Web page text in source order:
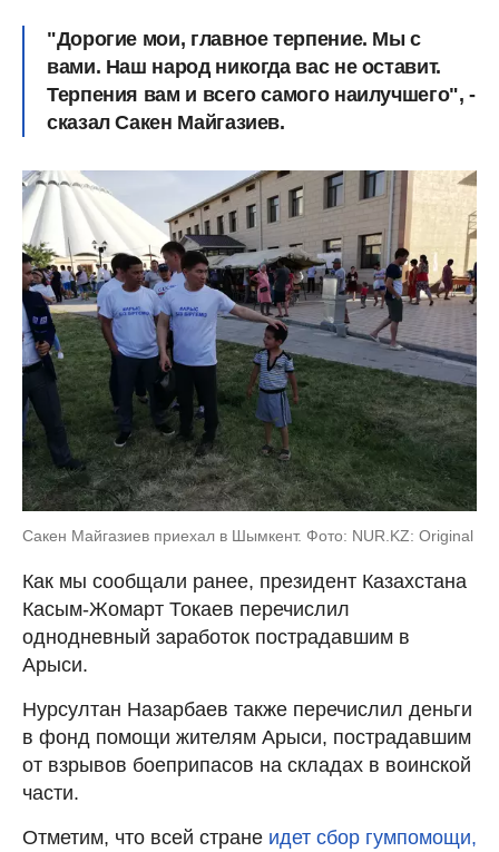
"Дорогие мои, главное терпение. Мы с
вами. Наш народ никогда вас не оставит.
Терпения вам и всего самого наилучшего", -
сказал Сакен Майгазиев.
Сакен Майгазиев приехал в Шымкент. Фото: NUR.KZ: Original
Как мы сообщали ранее, президент Казахстана
Касым-Жомарт Токаев перечислил
однодневный заработок пострадавшим в
Арыси.
Нурсултан Назарбаев также перечислил деньги
в фонд помощи жителям Арыси, пострадавшим
от взрывов боеприпасов на складах в воинской
части.
Отметим, что всей стране идет сбор гумпомощи,